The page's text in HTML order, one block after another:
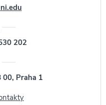
202
00, Praha 1